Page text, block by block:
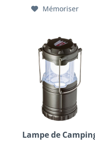
Mémoriser
Lampe de